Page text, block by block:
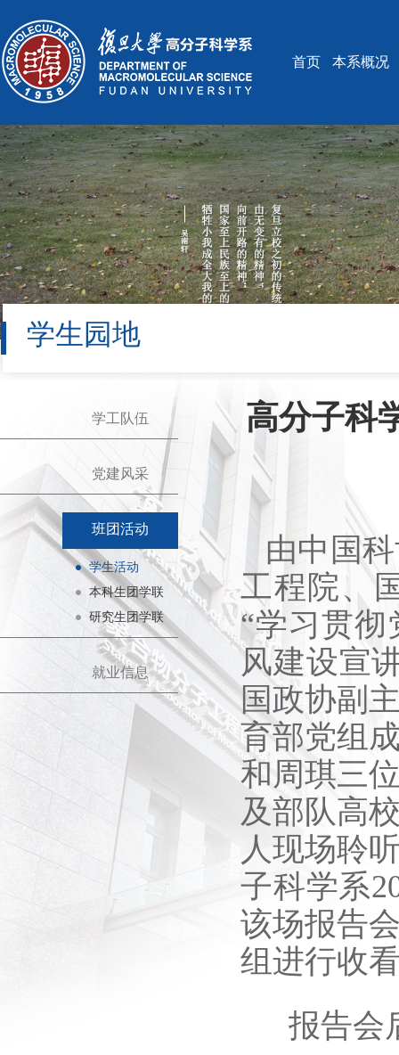
首页 本系概况
学生园地
学工队伍
党建风采
班团活动
学生活动
本科生团学联
研究生团学联
就业信息
高分子科
由中国
工程院、
“学习贯
风建设宣
国政协副
育部党组
和周琪三
及部队高
人现场聆
子科学系
该场报告
组进行收
报告会